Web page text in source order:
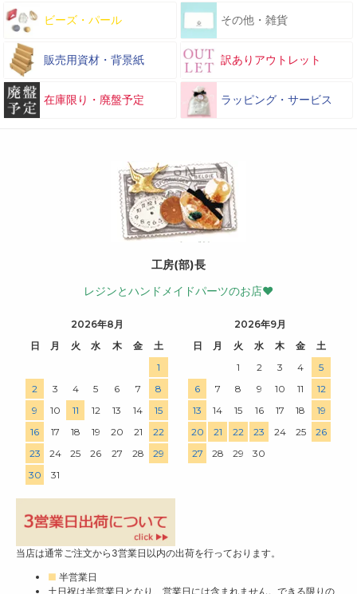
ビーズ・パール その他・雑貨
販売用資材・背景紙 訳ありアウトレット
在庫限り・廃盤予定 ラッピング・サービス
工房(部)長
レジンとハンドメイドパーツのお店♥
2026年8月
日
月 火 水 木 金
土
1
2
3 4 5 6 7
8
9
10 11 12 13 14
15
16
17 18 19 20 21
22
23
24 25 26 27 28
29
30
31
2026年9月
日
月 火 水 木 金
土
1
2 3 4
5
6
7 8 9 10 11
12
13
14 15 16 17 18
19
20
21 22 23 24 25
26
27
28 29 30
当店は通常ご注文から3営業日以内の出荷を行っております。
■ 半営業日
土日祝は半営業日となり、営業日には含まれません。できる限りの